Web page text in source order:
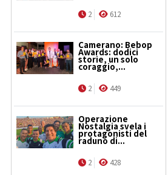
2 612
Camerano: Bebop
Awards: dodici
storie, un solo
coraggio,...
2 449
Operazione
Nostalgia svela i
protagonisti del
raduno di...
2 428